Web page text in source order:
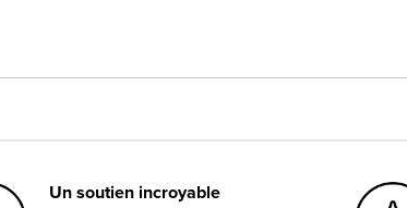
Un soutien incroyable